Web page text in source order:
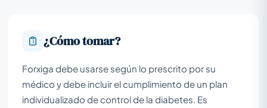
¿Cómo tomar?
Forxiga debe usarse según lo prescrito por su
médico y debe incluir el cumplimiento de un plan
individualizado de control de la diabetes. Es